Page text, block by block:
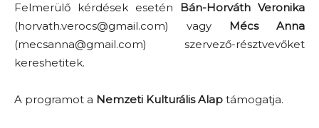
Felmerülő kérdések esetén Bán-Horváth Veronika
(horvath.verocs@gmail.com) vagy Mécs Anna
(mecsanna@gmail.com) szervező-résztvevőket
kereshetitek.
A programot a Nemzeti Kulturális Alap támogatja.